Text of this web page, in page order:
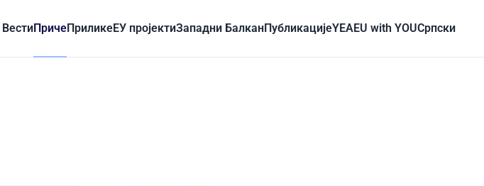
ВестиПричеПриликеЕУ пројектиЗападни БалканПубликацијеYEAEU with YOUCрпски